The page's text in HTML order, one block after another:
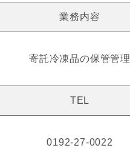
業務内容
寄託冷凍品の保管管理
TEL
0192-27-0022